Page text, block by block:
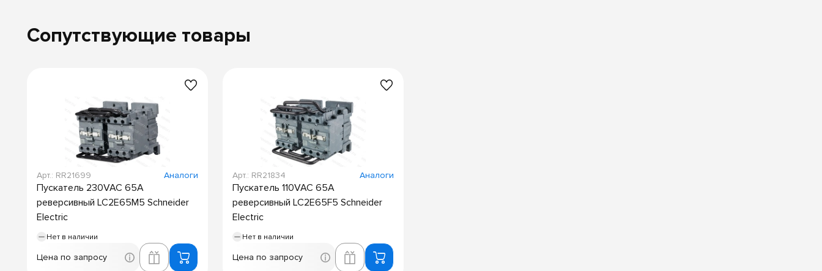
Сопутствующие товары
Арт.: RR21699 Аналоги
Пускатель 230VAC 65А
реверсивный LC2E65M5 Schneider
Electric
Нет в наличии
Цена по запросу
Арт.: RR21834 Аналоги
Пускатель 110VAC 65А
реверсивный LC2E65F5 Schneider
Electric
Нет в наличии
Цена по запросу